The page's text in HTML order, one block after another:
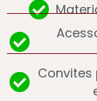
Convites